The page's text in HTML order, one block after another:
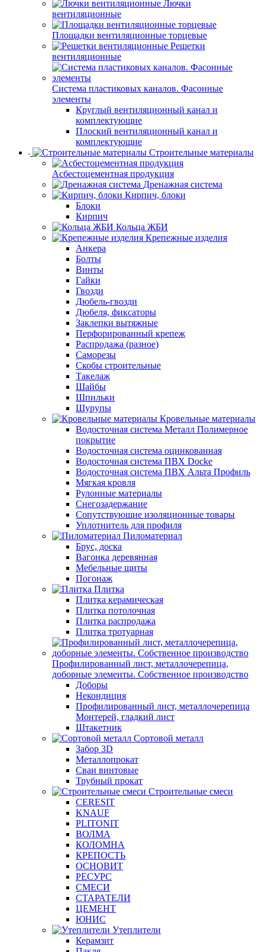
Лючки
вентиляционные
Площадки вентиляционные торцевые
Решетки
вентиляционные
Система пластиковых каналов. Фасонные
элементы
Круглый вентиляционный канал и
комплектующие
Плоский вентиляционный канал и
комплектующие
Строительные материалы
Асбестоцементная продукция
Дренажная система
Кирпич, блоки
Блоки
Кирпич
Кольца ЖБИ
Крепежные изделия
Анкера
Болты
Винты
Гайки
Гвозди
Дюбель-гвозди
Дюбеля, фиксаторы
Заклепки вытяжные
Перфорированный крепеж
Распродажа (разное)
Саморезы
Скобы строительные
Такелаж
Шайбы
Шпильки
Шурупы
Кровельные материалы
Водосточная система Металл Полимерное
покрытие
Водосточная система оцинкованная
Водосточная система ПВХ Docke
Водосточная система ПВХ Альта Профиль
Мягкая кровля
Рулонные материалы
Снегозадержание
Сопутствуюшие изоляционные товары
Уплотнитель для профиля
Пиломатериал
Брус, доска
Вагонка деревянная
Мебельные щиты
Погонаж
Плитка
Плитка керамическая
Плитка потолочная
Плитка распродажа
Плитка тротуарная
Профилированный лист, металлочерепица,
доборные элементы. Собственное производство
Доборы
Некондиция
Профилированный лист, металлочерепица
Монтерей, гладкий лист
Штакетник
Сортовой металл
Забор 3D
Металлопрокат
Сваи винтовые
Трубный прокат
Строительные смеси
CERESIT
KNAUF
PLITONIT
ВОЛМА
КОЛОМНА
КРЕПОСТЬ
ОСНОВИТ
РЕСУРС
СМЕСИ
СТАРАТЕЛИ
ЦЕМЕНТ
ЮНИС
Утеплители
Керамзит